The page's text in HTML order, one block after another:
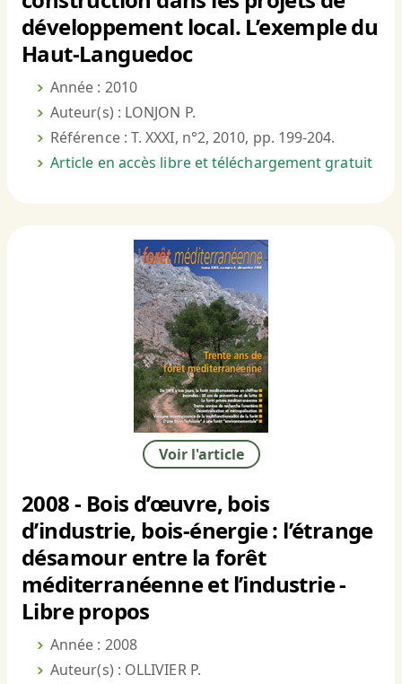
développement local. L’exemple du
Haut-Languedoc
Année : 2010
Auteur(s) : LONJON P.
Référence : T. XXXI, n°2, 2010, pp. 199-204.
Article en accès libre et téléchargement gratuit
Voir l'article
2008 - Bois d’œuvre, bois
d’industrie, bois-énergie : l’étrange
désamour entre la forêt
méditerranéenne et l’industrie -
Libre propos
Année : 2008
Auteur(s) : OLLIVIER P.